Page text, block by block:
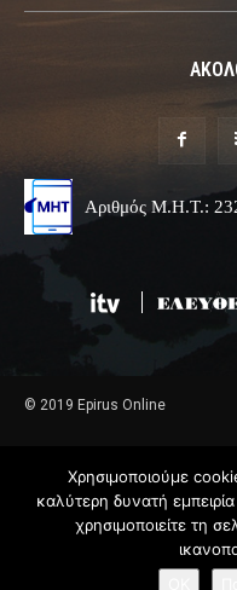
Αριθμός Μ.Η.Τ.:
© 2019 Epirus Online
Χρησιμοποιούμε
καλύτερη δυνατή
χρησιμοποιείτε τη